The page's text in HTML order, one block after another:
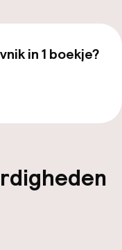
in 1 boekje?